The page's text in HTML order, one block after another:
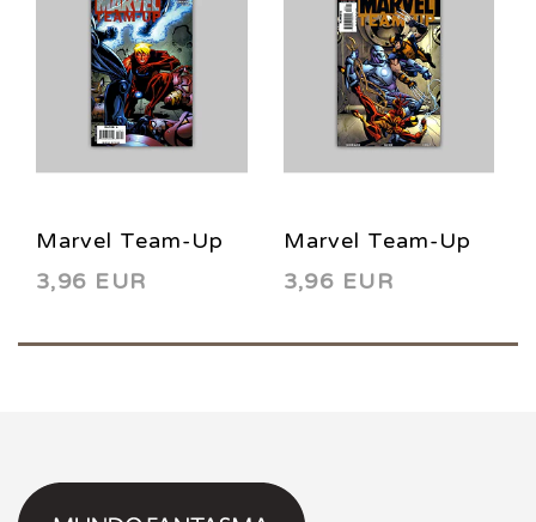
Marvel Team-Up
24 2006
3,96 EUR
Marvel Team-Up
23 2006
3,96 EUR